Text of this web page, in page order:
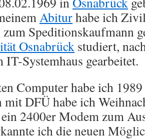
Abiturhabe ich
Speditionskaufmann
Osnabrück studiert,
IT-Systemhaus gearbeitet.
Computer habe ich
mit DFÜ habe ich
2400er Modem zum
ich die neuen